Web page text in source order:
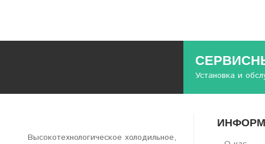
Установка и
Высокотехнологическое холодильное,